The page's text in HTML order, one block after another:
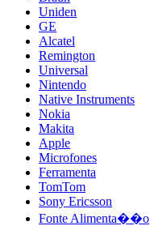
Uniden
GE
Alcatel
Remington
Universal
Nintendo
Native Instruments
Nokia
Makita
Apple
Microfones
Ferramenta
TomTom
Sony Ericsson
Fonte Alimenta��o